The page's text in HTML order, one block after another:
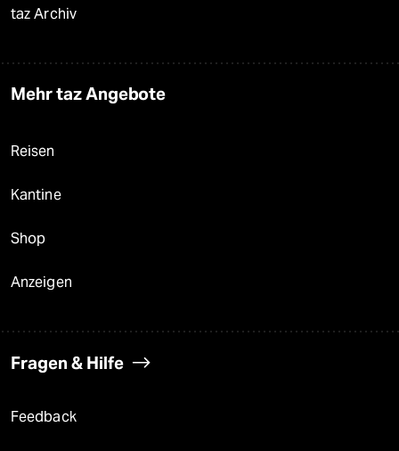
taz Archiv
Mehr taz Angebote
Reisen
Kantine
Shop
Anzeigen
Fragen & Hilfe
Feedback